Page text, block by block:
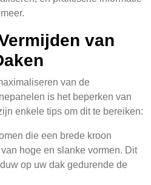
van
van de
is het beperken van
enkele tips om dit te bereiken:
die een brede kroon
hoge en slanke vormen. Dit
op uw dak gedurende de